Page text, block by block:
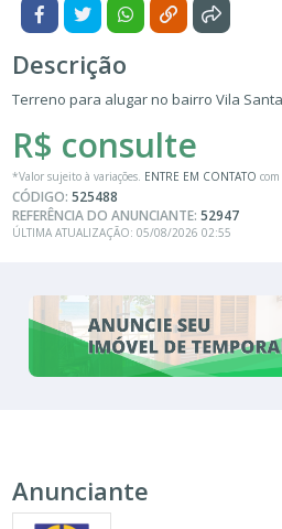
Descrição
Terreno para alugar no bairro Vila Santa
R$ consulte
*Valor sujeito à variações. ENTRE EM CONTATO
CÓDIGO:525488
REFERÊNCIA DO ANUNCIANTE:52947
ÚLTIMA ATUALIZAÇÃO: 05/08/2026 02:55
Anunciante